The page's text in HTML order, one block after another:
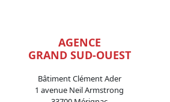
AGENCE
GRAND SUD-OUEST
Bâtiment Clément Ader
1 avenue Neil Armstrong